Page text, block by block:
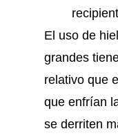
El uso de
grandes
relativo que
que enfrían
se derriten